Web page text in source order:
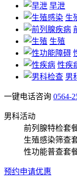
早泄
生
生殖
性疾
男
一键电话咨询 0564-
男科活动
前列腺特检套
生殖感染筛查
性功能普查套
预约申请优惠